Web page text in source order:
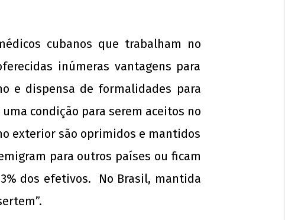
cubanos que trabalham no
inúmeras vantagens para
e dispensa de formalidades para
condição para serem aceitos no
exterior são oprimidos e mantidos
para outros países ou ficam
dos efetivos. No Brasil, mantida